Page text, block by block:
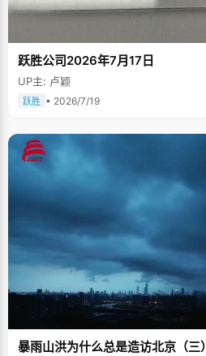
跃胜公司2026年7月17日
UP主: 卢颖
跃胜 • 2026/7/19
暴雨山洪为什么总是造访北京（三）